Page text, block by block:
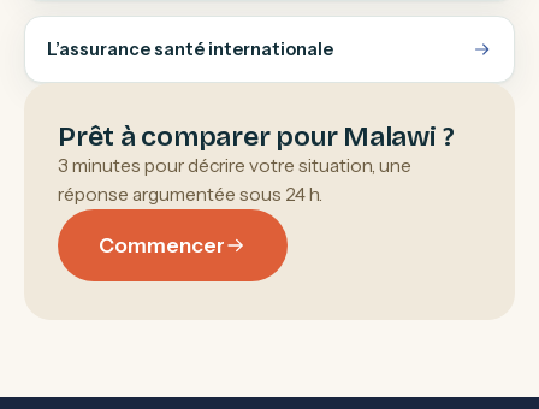
L’assurance santé internationale
Prêt à comparer pour Malawi ?
3 minutes pour décrire votre situation, une
réponse argumentée sous 24 h.
Commencer